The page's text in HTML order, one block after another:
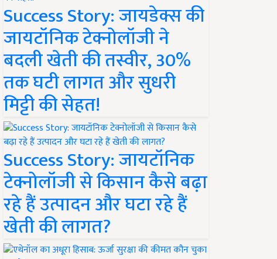
Success Story: जायडेक्स की
जायटॉनिक टेक्नोलॉजी ने
बदली खेती की तस्वीर, 30%
तक घटी लागत और सुधरी
मिट्टी की सेहत!
Success Story: जायटॉनिक
टेक्नोलॉजी से किसान कैसे बढ़ा
रहे हैं उत्पादन और घटा रहे हैं
खेती की लागत?